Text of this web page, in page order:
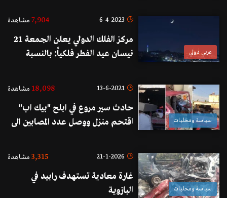
عربي دولي
6-4-2023
7,904 مشاهدة
مركز الفلك الدولي يعلن الجمعة 21
نيسان عيد الفطر فلكياً: بالنسبة
فيتوقع أن يكون العيد فيها يوم
سياسة ومحليات
13-6-2021
18,098 مشاهدة
حادث سير مروع في ابلح "بيك اب"
اقتحم منزل ووصل عدد المصابين الى
سياسة ومحليات
21-1-2026
3,315 مشاهدة
غارة معادية تستهدف رابيد في
البازوية